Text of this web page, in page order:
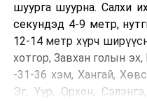
шуурга шуурна. Салхи
секундэд 4-9 метр,
12-14 метр хүрч
хотгор, Завхан голын
-31-36 хэм, Хангай,
Эг, Үүр, Орхон,